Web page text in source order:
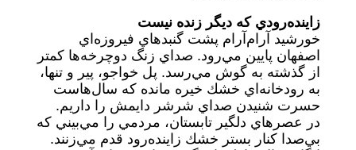
زاينده‌رودي كه ديگر زنده نيست
خورشيد آرام‌آرام پشت گنبدهاي فيروزه‌اي
اصفهان پايين مي‌رود. صداي زنگ دوچرخه‌ها كمتر
از گذشته به گوش مي‌رسد. پل خواجو، پير و تنها،
به رودخانه‌اي خشك خيره مانده كه سال‌هاست
حسرت شنيدن صداي شرشر دايمش را داريم.
در عصرهاي دلگير تابستان، مردمي را مي‌بيني كه
بي‌صدا كنار بستر خشك زاينده‌رود قدم مي‌زنند.